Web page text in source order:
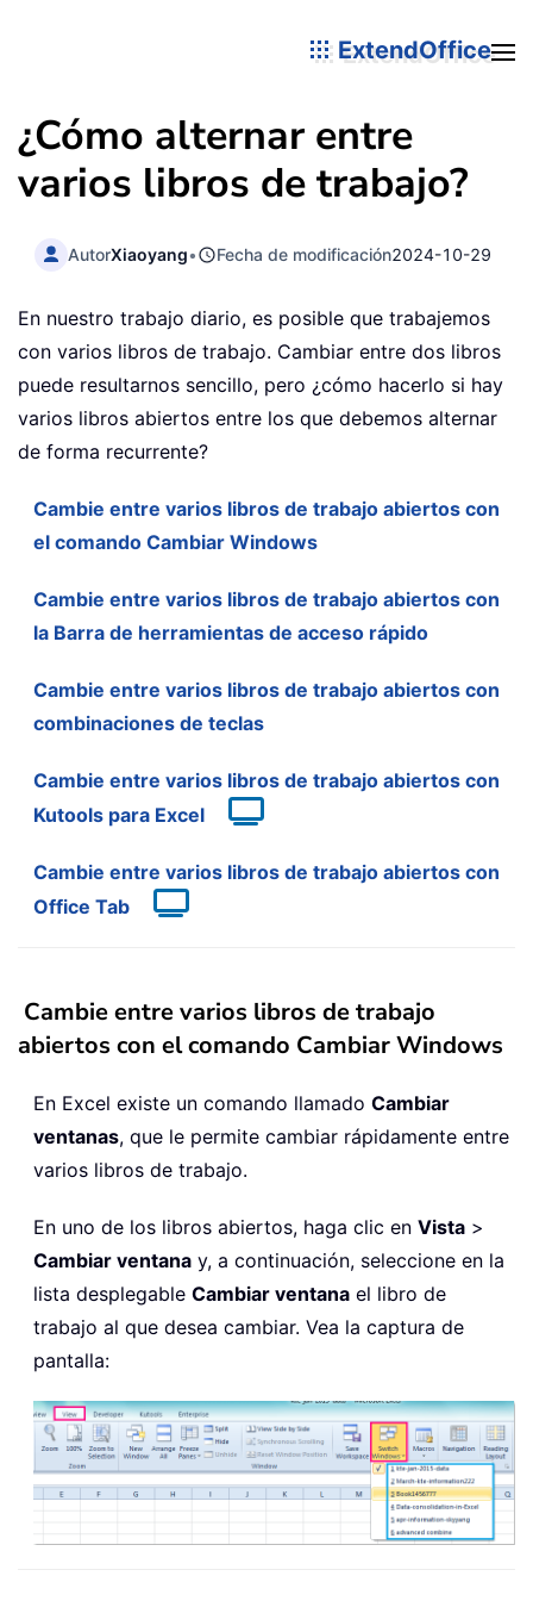
ExtendOffice
¿Cómo alternar entre
varios libros de trabajo?
AutorXiaoyang• Fecha de modificación2024-10-29
En nuestro trabajo diario, es posible que trabajemos
con varios libros de trabajo. Cambiar entre dos libros
puede resultarnos sencillo, pero ¿cómo hacerlo si hay
varios libros abiertos entre los que debemos alternar
de forma recurrente?
Cambie entre varios libros de trabajo abiertos con
el comando Cambiar Windows
Cambie entre varios libros de trabajo abiertos con
la Barra de herramientas de acceso rápido
Cambie entre varios libros de trabajo abiertos con
combinaciones de teclas
Cambie entre varios libros de trabajo abiertos con
Kutools para Excel
Cambie entre varios libros de trabajo abiertos con
Office Tab
Cambie entre varios libros de trabajo
abiertos con el comando Cambiar Windows
En Excel existe un comando llamado Cambiar
ventanas, que le permite cambiar rápidamente entre
varios libros de trabajo.
En uno de los libros abiertos, haga clic en Vista >
Cambiar ventana y, a continuación, seleccione en la
lista desplegable Cambiar ventana el libro de
trabajo al que desea cambiar. Vea la captura de
pantalla: